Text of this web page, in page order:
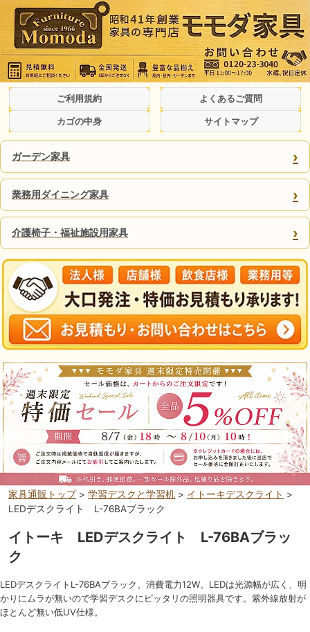
ご利用規約 よくあるご質問
カゴの中身 サイトマップ
ガーデン家具 ›
業務用ダイニング家具 ›
介護椅子・福祉施設用家具 ›
家具通販トップ> 学習デスクと学習机 > イトーキデスクライト >
LEDデスクライト L-76BAブラック
イトーキ LEDデスクライト L-76BAブラッ
ク
LEDデスクライトL-76BAブラック。消費電力12W。LEDは光源幅が広く、明
かりにムラが無いので学習デスクにピッタリの照明器具です。紫外線放射が
ほとんど無い低UV仕様。